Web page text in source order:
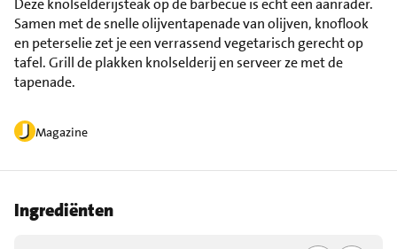
Magazine
Deze knolselderijsteak op de barbecue is echt een aanrader.
Samen met de snelle olijventapenade van olijven, knoflook
en peterselie zet je een verrassend vegetarisch gerecht op
tafel. Grill de plakken knolselderij en serveer ze met de
tapenade.
Ingrediënten